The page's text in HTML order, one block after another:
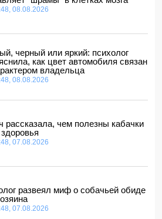
около 30 кг наркотиков
Азербайджана и Армении
и необратимому миру
TRIPP
08.08.2026
черный или яркий: психолог
как цвет автомобиля связан
владельца
08.08.2026
рассказала, чем полезны кабачки
07.08.2026
развеял миф о собачьей обиде
07.08.2026